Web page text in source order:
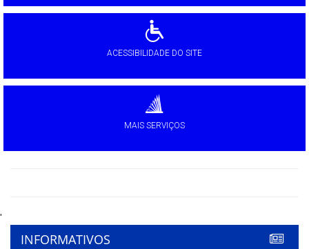
ACESSIBILIDADE DO SITE
MAIS SERVIÇOS
'
INFORMATIVOS